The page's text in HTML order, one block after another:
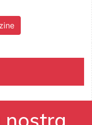
nostra